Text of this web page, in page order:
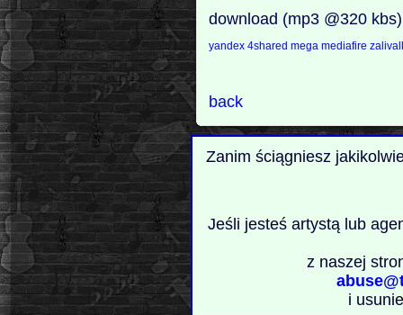
download (mp3 @320
yandex4sharedmegamediafire
back
Zanim ściągniesz
Jeśli jesteś artystą lub
z naszej
i